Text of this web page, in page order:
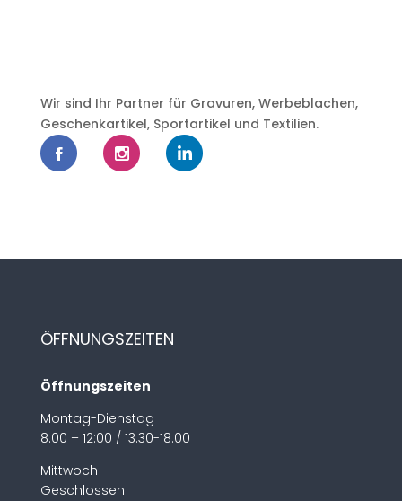
Wir sind Ihr Partner für Gravuren, Werbeblachen,
Geschenkartikel, Sportartikel und Textilien.
ÖFFNUNGSZEITEN
Öffnungszeiten
Montag-Dienstag
8.00 – 12:00 / 13.30-18.00
Mittwoch
Geschlossen